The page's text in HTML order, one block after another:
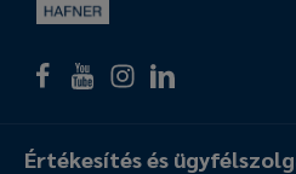
Értékesítés és